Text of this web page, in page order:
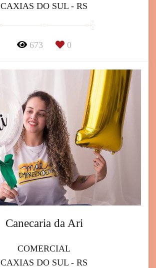
CAXIAS DO SUL - RS
673 0
Canecaria da Ari
COMERCIAL
CAXIAS DO SUL - RS